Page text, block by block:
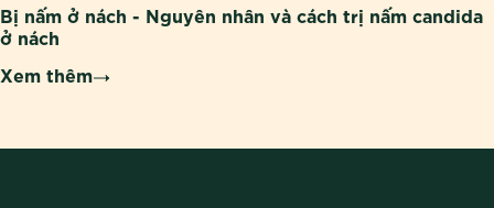
Bị nấm ở nách - Nguyên nhân và cách trị nấm candida
ở nách
Xem thêm